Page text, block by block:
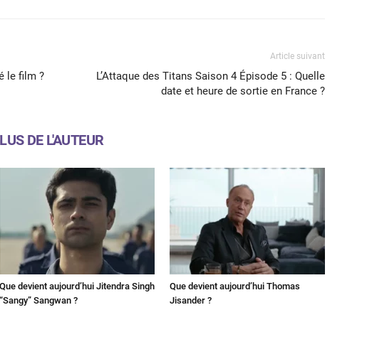
le film ?
Article suivant
L’Attaque des Titans Saison 4 Épisode 5 : Quelle
date et heure de sortie en France ?
DE L'AUTEUR
Que devient aujourd’hui Jitendra Singh
“Sangy” Sangwan ?
Que devient aujourd’hui Thomas
Jisander ?